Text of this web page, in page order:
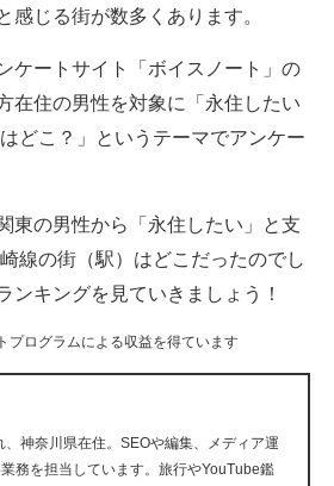
べる
ント
ニティ
かる
イト
イト
感じる街が数多くあります。
ケートサイト「ボイスノート」の
在住の男性を対象に「永住したい
どこ？」というテーマでアンケー
東の男性から「永住したい」と支
線の街（駅）はどこだったのでし
キングを見ていきましょう！
ログラムによる収益を得ています
、神奈川県在住。SEOや編集、メディア運
務を担当しています。旅行やYouTube鑑